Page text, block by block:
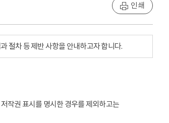
인쇄
절차 등 제반 사항을 안내하고자 합니다.
작권 표시를 명시한 경우를 제외하고는